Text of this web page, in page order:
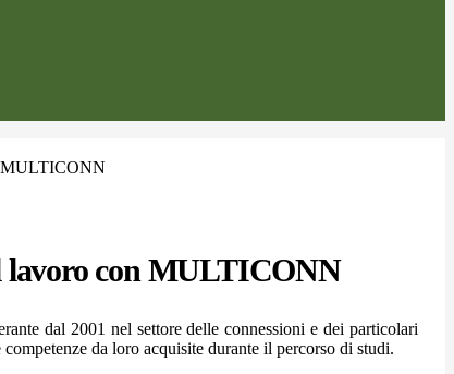
MULTICONN
lavoro con MULTICONN
dal 2001 nel settore delle connessioni e dei particolari
da loro acquisite durante il percorso di studi.